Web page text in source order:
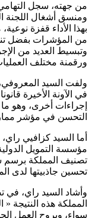
من جهته، سجل
ومنسق أشغال اللجنة
بهذا الأداء قفزة
من المؤشرات بفضل
وتبسيط العديد من
ورقمنة مختلف
ولفت السيد
في الآونة الأخيرة
إجراءات أخرى، وهو
التحسن في مؤشر
أما السيد كزافيي
مؤسسة التمويل
تحسين جاذبيتها لدى
وأشاد السيد راي، في
المملكة هذه النتيجة
سواء، وبروح العمل